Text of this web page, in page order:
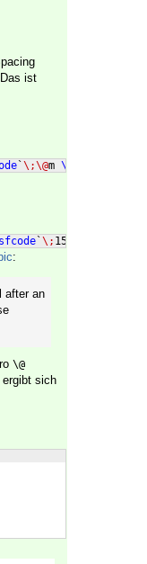
ist
`\;\@m \sfcode
`\; 1500
:
after an
\@
sich